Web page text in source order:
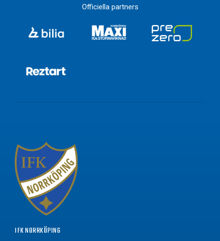
Officiella partners
IFK NORRKÖPING